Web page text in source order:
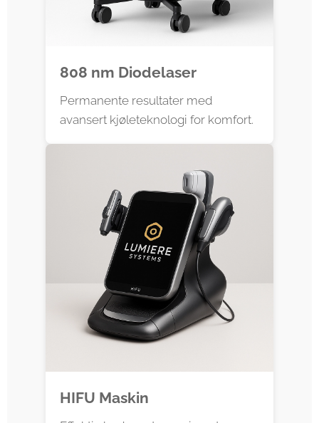
808 nm Diodelaser
Permanente resultater med
avansert kjøleteknologi for komfort.
HIFU Maskin